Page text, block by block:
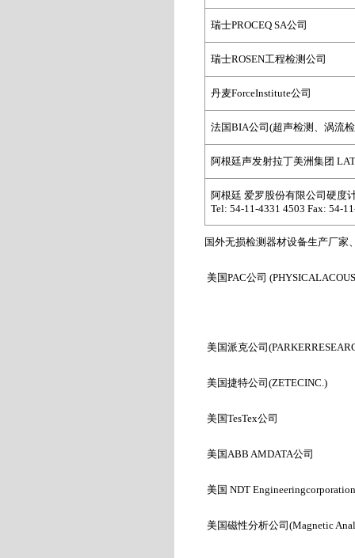
瑞士PROCEQ SA公司
瑞士ROSEN工程检测公司
丹麦ForceInstitute公司
法国BIA公司(超声检测、涡流
阿根廷声发射拉丁美洲集团
阿根廷 爱罗股份有限公司硬度
Tel: 54-11-4331 4503 Fax: 54-
国外无损检测器材设备生产厂家
美国PAC公司
美国派克公司
美国捷特公司(ZETECINC.)
美国TesTex公司
美国ABB AMDATA公司
美国 NDT Engineeringcorporation
美国磁性分析公司(Magnetic